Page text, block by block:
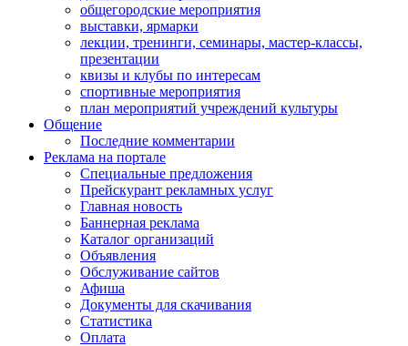
общегородские мероприятия
выставки, ярмарки
лекции, тренинги, семинары, мастер-классы,
презентации
квизы и клубы по интересам
спортивные мероприятия
план мероприятий учреждений культуры
Общение
Последние комментарии
Реклама на портале
Специальные предложения
Прейскурант рекламных услуг
Главная новость
Баннерная реклама
Каталог организаций
Объявления
Обслуживание сайтов
Афиша
Документы для скачивания
Статистика
Оплата